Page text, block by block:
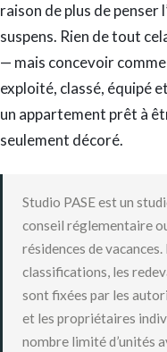
raison de plus de penser
suspens. Rien de tout
— mais concevoir
exploité, classé, équipé
un appartement prêt à
seulement décoré.
Studio PASE est un
conseil réglementaire
résidences de
classifications, les
sont fixées par les
et les propriétaires
nombre limité d’unités